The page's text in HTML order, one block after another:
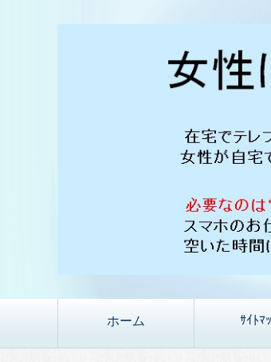
ホーム ｻｲﾄﾏ